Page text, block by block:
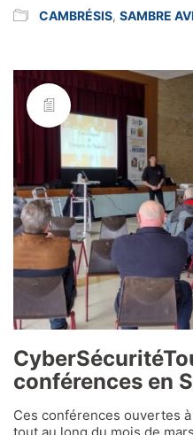
CAMBRÉSIS, SAMBRE
conférences en
Ces conférences ouvertes